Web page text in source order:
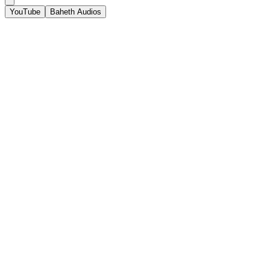
YouTube Baheth Audios